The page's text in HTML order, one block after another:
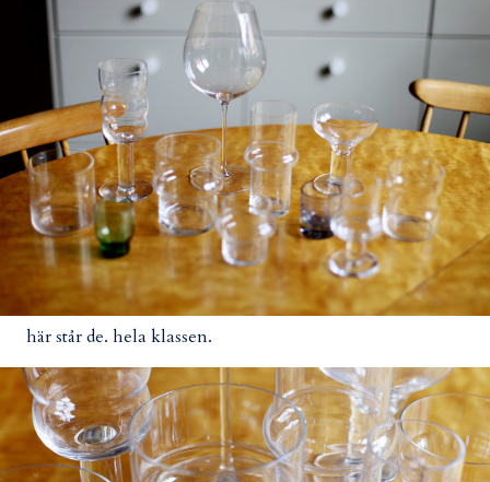
här står de. hela klassen.